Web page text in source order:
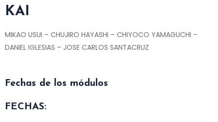
KAI
MIKAO USUI – CHUJIRO HAYASHI – CHIYOCO YAMAGUCHI –
DANIEL IGLESIAS – JOSE CARLOS SANTACRUZ
Fechas de los módulos
FECHAS: